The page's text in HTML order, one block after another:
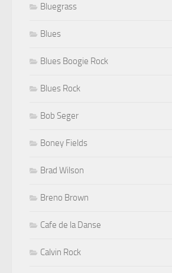
Bluegrass
Blues
Blues Boogie Rock
Blues Rock
Bob Seger
Boney Fields
Brad Wilson
Breno Brown
Cafe de la Danse
Calvin Rock